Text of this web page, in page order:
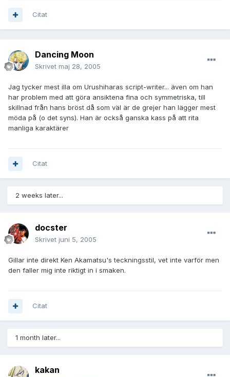
Citat
Dancing Moon
Skrivet maj 28, 2005
Jag tycker mest illa om Urushiharas script-writer... även om han
har problem med att göra ansiktena fina och symmetriska, till
skillnad från hans bröst då som väl är de grejer han lägger mest
möda på (o det syns). Han är också ganska kass på att rita
manliga karaktärer
Citat
2 weeks later...
docster
Skrivet juni 5, 2005
Gillar inte direkt Ken Akamatsu's teckningsstil, vet inte varför men
den faller mig inte riktigt in i smaken.
Citat
1 month later...
kakan